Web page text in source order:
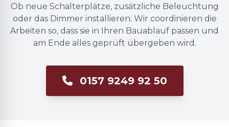
Ob neue Schalterplätze, zusätzliche Beleuchtung
oder das Dimmer installieren: Wir coordinieren die
Arbeiten so, dass sie in Ihren Bauablauf passen und
am Ende alles geprüft übergeben wird.
0157 9249 92 50